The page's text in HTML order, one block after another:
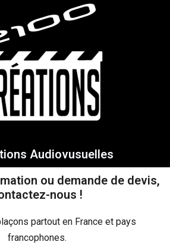
Audiovusuelles
ou demande de devis,
nous !
partout en France et pays
francophones.